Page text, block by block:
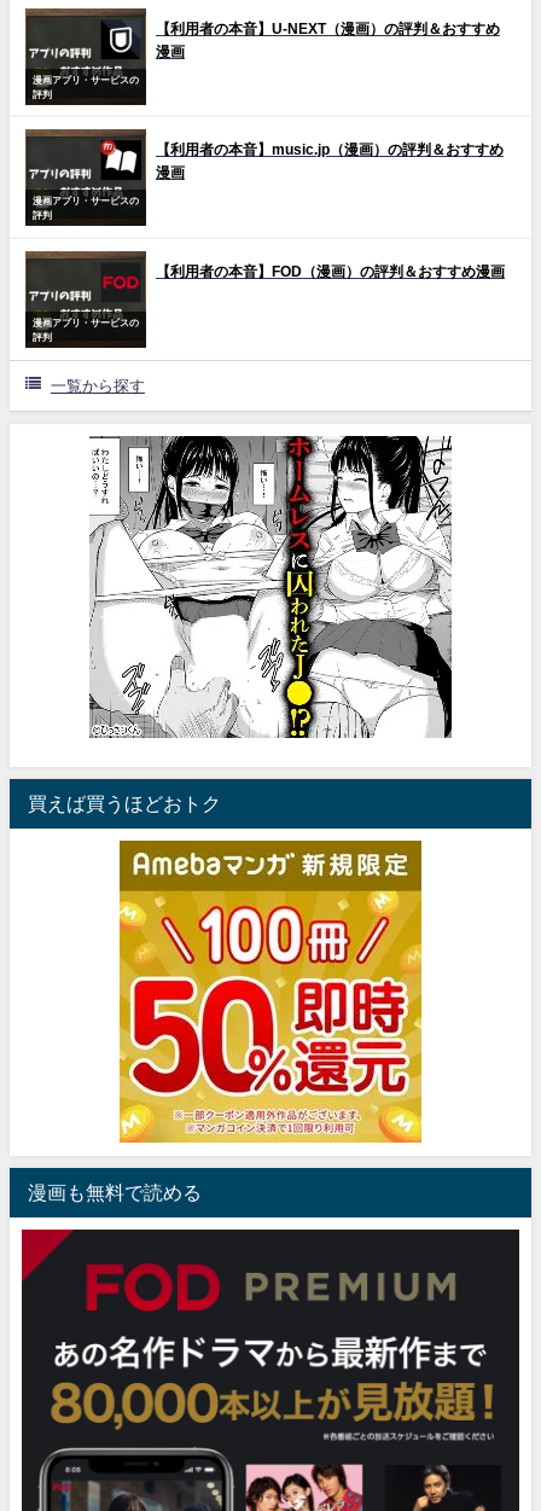
漫画アプリ・サービスの
評判
【利用者の本音】U-NEXT（漫画）の評判＆おすすめ
漫画
漫画アプリ・サービスの
評判
【利用者の本音】music.jp（漫画）の評判＆おすすめ
漫画
漫画アプリ・サービスの
評判
【利用者の本音】FOD（漫画）の評判＆おすすめ漫画
一覧から探す
買えば買うほどおトク
漫画も無料で読める